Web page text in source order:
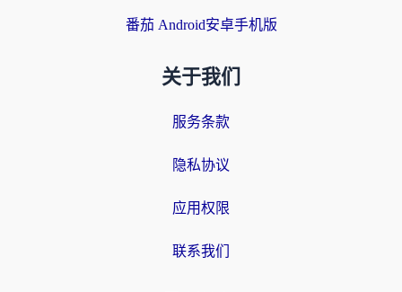
番茄 Android安卓手机版
关于我们
服务条款
隐私协议
应用权限
联系我们